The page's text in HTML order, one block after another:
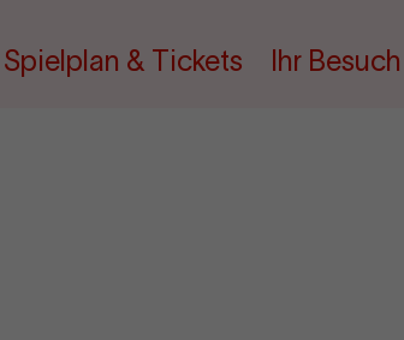
Spielplan & Tickets Ihr Besuch